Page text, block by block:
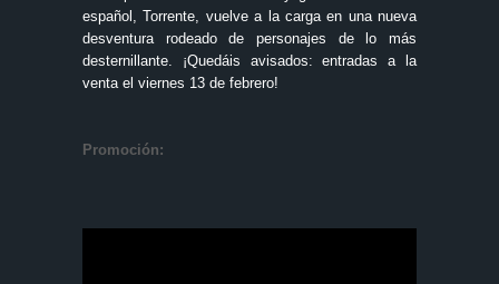
español, Torrente, vuelve a la carga en una nueva
desventura rodeado de personajes de lo más
desternillante. ¡Quedáis avisados: entradas a la
venta el viernes 13 de febrero!
Promoción: